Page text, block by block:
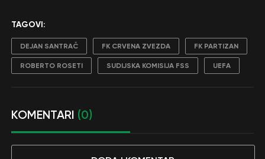
TAGOVI:
DEJAN SANTRAČ FK CRVENA ZVEZDA FK PARTIZAN
ROBERTO ROSETI SUDIJSKA KOMISIJA FSS UEFA
KOMENTARI (0)